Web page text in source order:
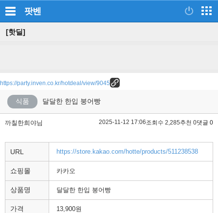
팟벤
[핫딜]
https://party.inven.co.kr/hotdeal/view/9045
식품 달달한 한입 붕어빵
까칠한희야님 2025-11-12 17:06조회수 2,285추천 0댓글 0
URL https://store.kakao.com/hotte/products/511238538
쇼핑몰 카카오
상품명 달달한 한입 붕어빵
가격 13,900원